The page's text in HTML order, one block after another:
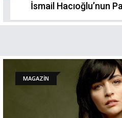
İsmail Hacıoğlu’nun
MAGAZİN